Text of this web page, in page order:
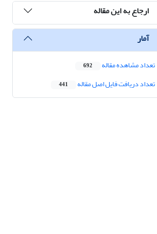
ارجاع به این مقاله
آمار
تعداد مشاهده مقاله 692
تعداد دریافت فایل اصل مقاله 441